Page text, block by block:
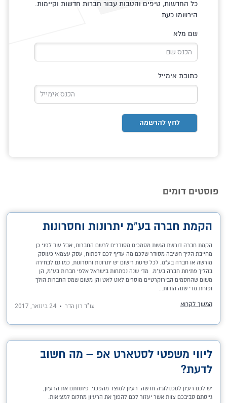
כל החדשות, טיפים והטבות עבור חברות חדשות וקיימות.
הירשמו כעת
שם מלא
כתובת אימייל
פוסטים דומים
הקמת חברה בע"מ יתרונות וחסרונות
הקמת חברה דורשת הגשת מסמכים מסודרים לרשם החברות, אבל עוד לפני כן
מחייבת הליך חשיבה מסודר שלכם מה עדיף לכם לפתוח, עסק עצמאי כעוסק
מורשה או חברה בע"מ. לכל שיטת רישום יש יתרונות וחסרונות, כמו גם לבחירה
בהליך פתיחת חברה בע"מ. מדי שנה נפתחות בישראל אלפי חברות בע"מ, הן
משום שהחסמים הבירוקרטיים מוסרים לאט לאט והן משום שמס החברות הולך
ופוחת מדי שנה הודות...
המשך לקרוא עו"ד רון הדר 24 בינואר, 2017
ליווי משפטי לסטארט אפ – מה חשוב
לדעת?
יש לכם רעיון לטכנולוגיה חדשה. רעיון למוצר מהפכני. פיתחתם את הרעיון,
גייסתם סביבכם צוות אשר יעזור לכם להפוך את הרעיון מחלום למציאות.